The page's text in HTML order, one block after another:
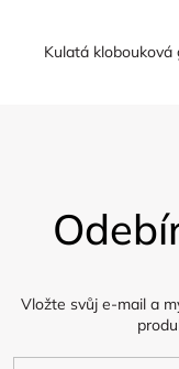
Kulatá klobouková
Vložte svůj e-mail a